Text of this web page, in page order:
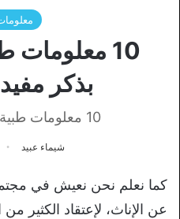
10
بذكر
10 معلومات طبية عن الحمل بذكر
شيماء عبيد
كما نعلم نحن نعيش في
عن الإناث، لإعتقاد الكثير